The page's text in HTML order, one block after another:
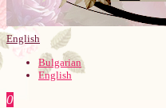
English
Bulgarian
English
0